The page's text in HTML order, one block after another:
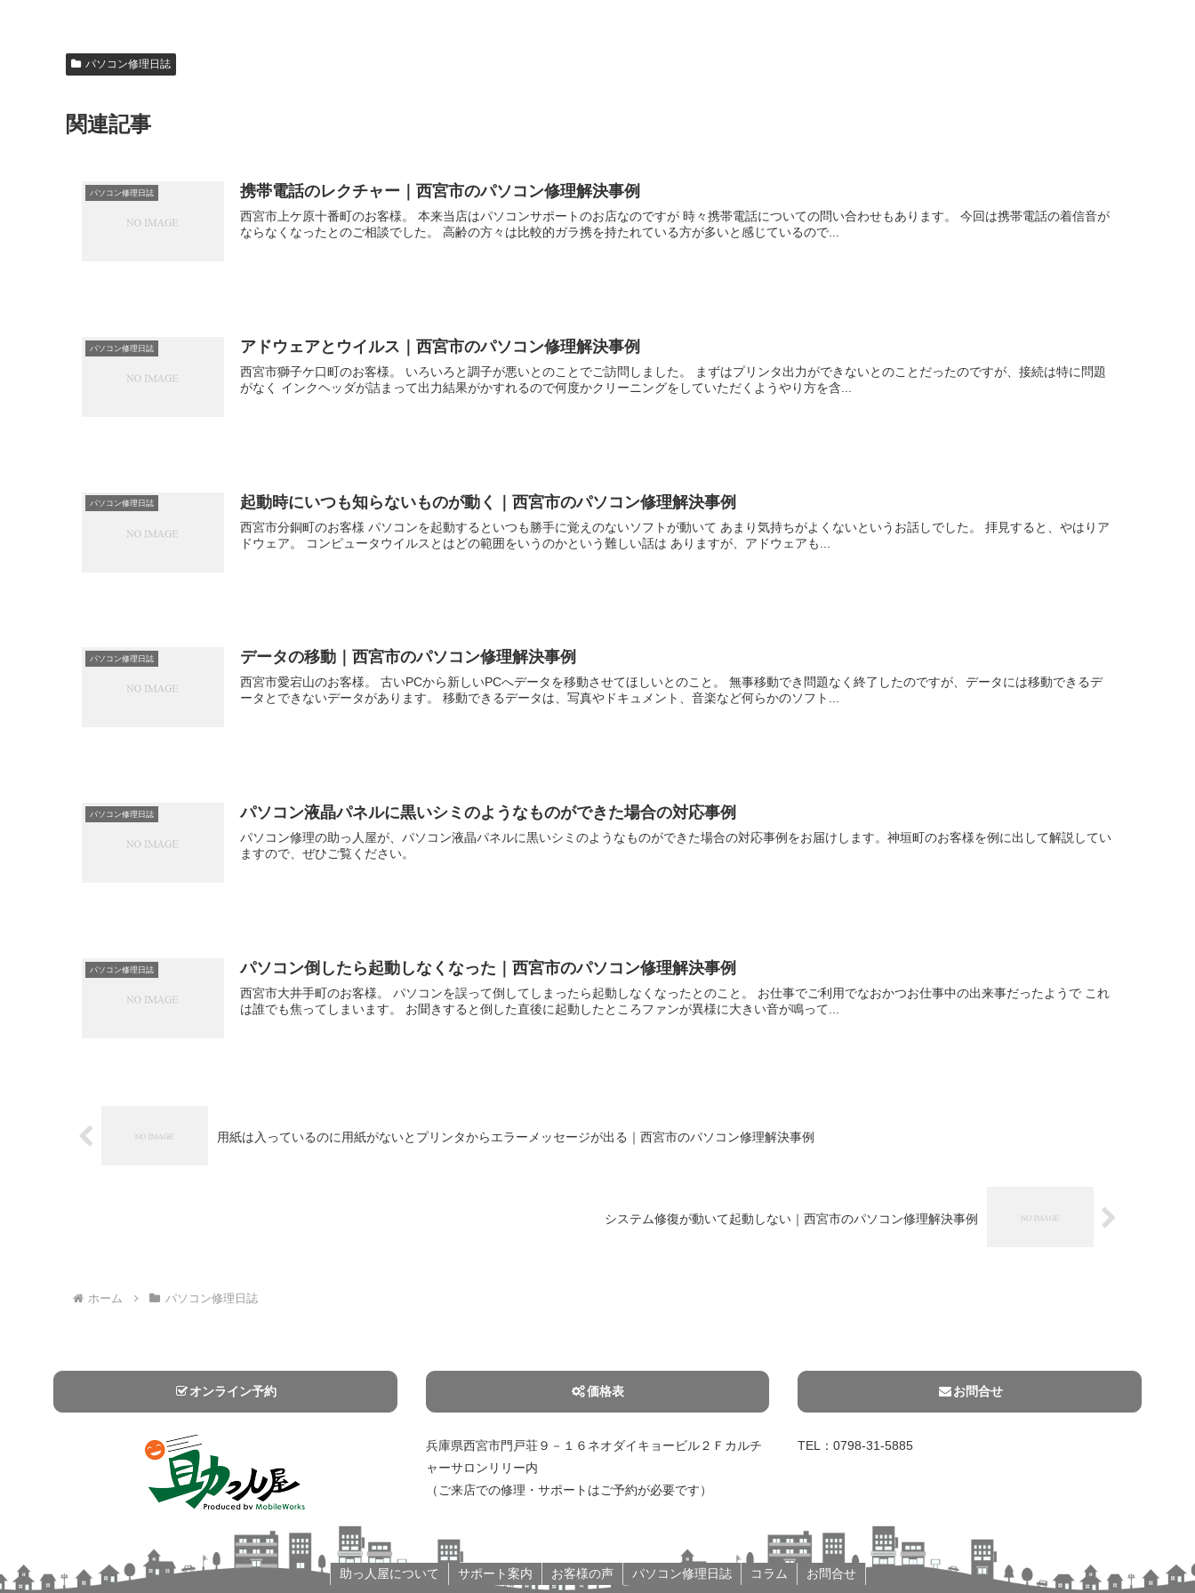
パソコン修理日誌
関連記事
パソコン修理日誌 携帯電話のレクチャー｜西宮市のパソコン修理解決事例
西宮市上ケ原十番町のお客様。 本来当店はパソコンサポートのお店なのですが 時々携帯電話についての問い合わせもあります。 今回は携帯電話の着信音が
ならなくなったとのご相談でした。 高齢の方々は比較的ガラ携を持たれている方が多いと感じているので...
パソコン修理日誌 アドウェアとウイルス｜西宮市のパソコン修理解決事例
西宮市獅子ケ口町のお客様。 いろいろと調子が悪いとのことでご訪問しました。 まずはプリンタ出力ができないとのことだったのですが、接続は特に問題
がなく インクヘッダが詰まって出力結果がかすれるので何度かクリーニングをしていただくようやり方を含...
パソコン修理日誌 起動時にいつも知らないものが動く｜西宮市のパソコン修理解決事例
西宮市分銅町のお客様 パソコンを起動するといつも勝手に覚えのないソフトが動いて あまり気持ちがよくないというお話しでした。 拝見すると、やはりア
ドウェア。 コンピュータウイルスとはどの範囲をいうのかという難しい話は ありますが、アドウェアも...
パソコン修理日誌 データの移動｜西宮市のパソコン修理解決事例
西宮市愛宕山のお客様。 古いPCから新しいPCへデータを移動させてほしいとのこと。 無事移動でき問題なく終了したのですが、データには移動できるデ
ータとできないデータがあります。 移動できるデータは、写真やドキュメント、音楽など何らかのソフト...
パソコン修理日誌 パソコン液晶パネルに黒いシミのようなものができた場合の対応事例
パソコン修理の助っ人屋が、パソコン液晶パネルに黒いシミのようなものができた場合の対応事例をお届けします。神垣町のお客様を例に出して解説してい
ますので、ぜひご覧ください。
パソコン修理日誌 パソコン倒したら起動しなくなった｜西宮市のパソコン修理解決事例
西宮市大井手町のお客様。 パソコンを誤って倒してしまったら起動しなくなったとのこと。 お仕事でご利用でなおかつお仕事中の出来事だったようで これ
は誰でも焦ってしまいます。 お聞きすると倒した直後に起動したところファンが異様に大きい音が鳴って...
用紙は入っているのに用紙がないとプリンタからエラーメッセージが出る｜西宮市のパソコン修理解決事例
システム修復が動いて起動しない｜西宮市のパソコン修理解決事例
ホーム パソコン修理日誌
オンライン予約 価格表
兵庫県西宮市門戸荘９－１６ネオダイキョービル２Ｆカルチ
ャーサロンリリー内
（ご来店での修理・サポートはご予約が必要です）
お問合せ
TEL：0798-31-5885
助っ人屋について サポート案内 お客様の声 パソコン修理日誌 コラム お問合せ